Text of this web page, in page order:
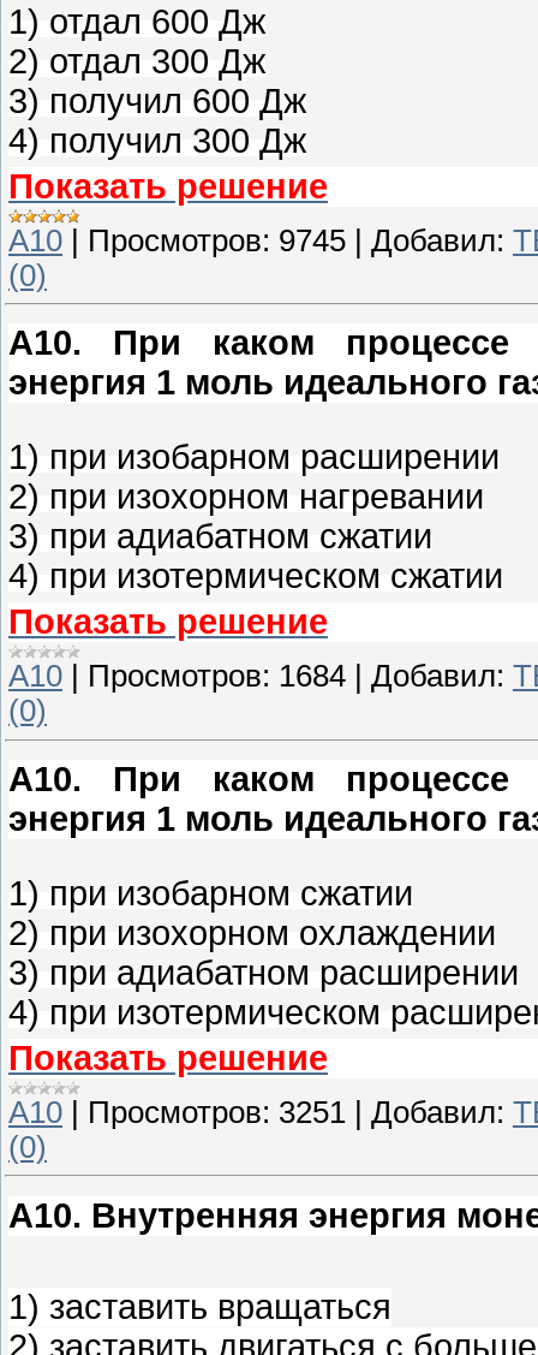
1) отдал 600 Дж
2) отдал 300 Дж
3) получил 600 Дж
4) получил 300 Дж
Показать решение
A10 | Просмотров: 9745 | Добавил:
(0)
A10.
При каком процессе
энергия 1 моль идеального
1) при изобарном расширении
2) при изохорном нагревании
3) при адиабатном сжатии
4) при изотермическом сжатии
Показать решение
A10 Просмотров: 1684 Добавил:
(0)
A10.
При каком процессе
энергия 1 моль идеального
1) при изобарном сжатии
2) при изохорном охлаждении
3) при адиабатном расширении
4) при изотермическом
Показать решение
A10 Просмотров: 3251 Добавил:
(0)
A10. Внутренняя энергия
1) заставить вращаться
2) заставить двигаться с